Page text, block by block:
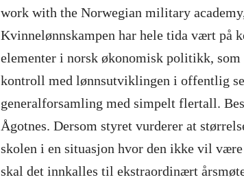
work with the Norwegian military
Kvinnelønnskampen har hele tida vært på
elementer i norsk økonomisk politikk, som
kontroll med lønnsutviklingen i offentlig
generalforsamling med simpelt flertall.
Ågotnes. Dersom styret vurderer at
skolen i en situasjon hvor den ikke vil
skal det innkalles til ekstraordinært